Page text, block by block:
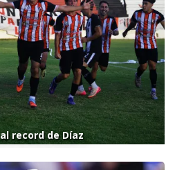
record de Díaz